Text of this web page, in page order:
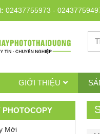
02437755973 -
GIỚI THIỆU
Mới